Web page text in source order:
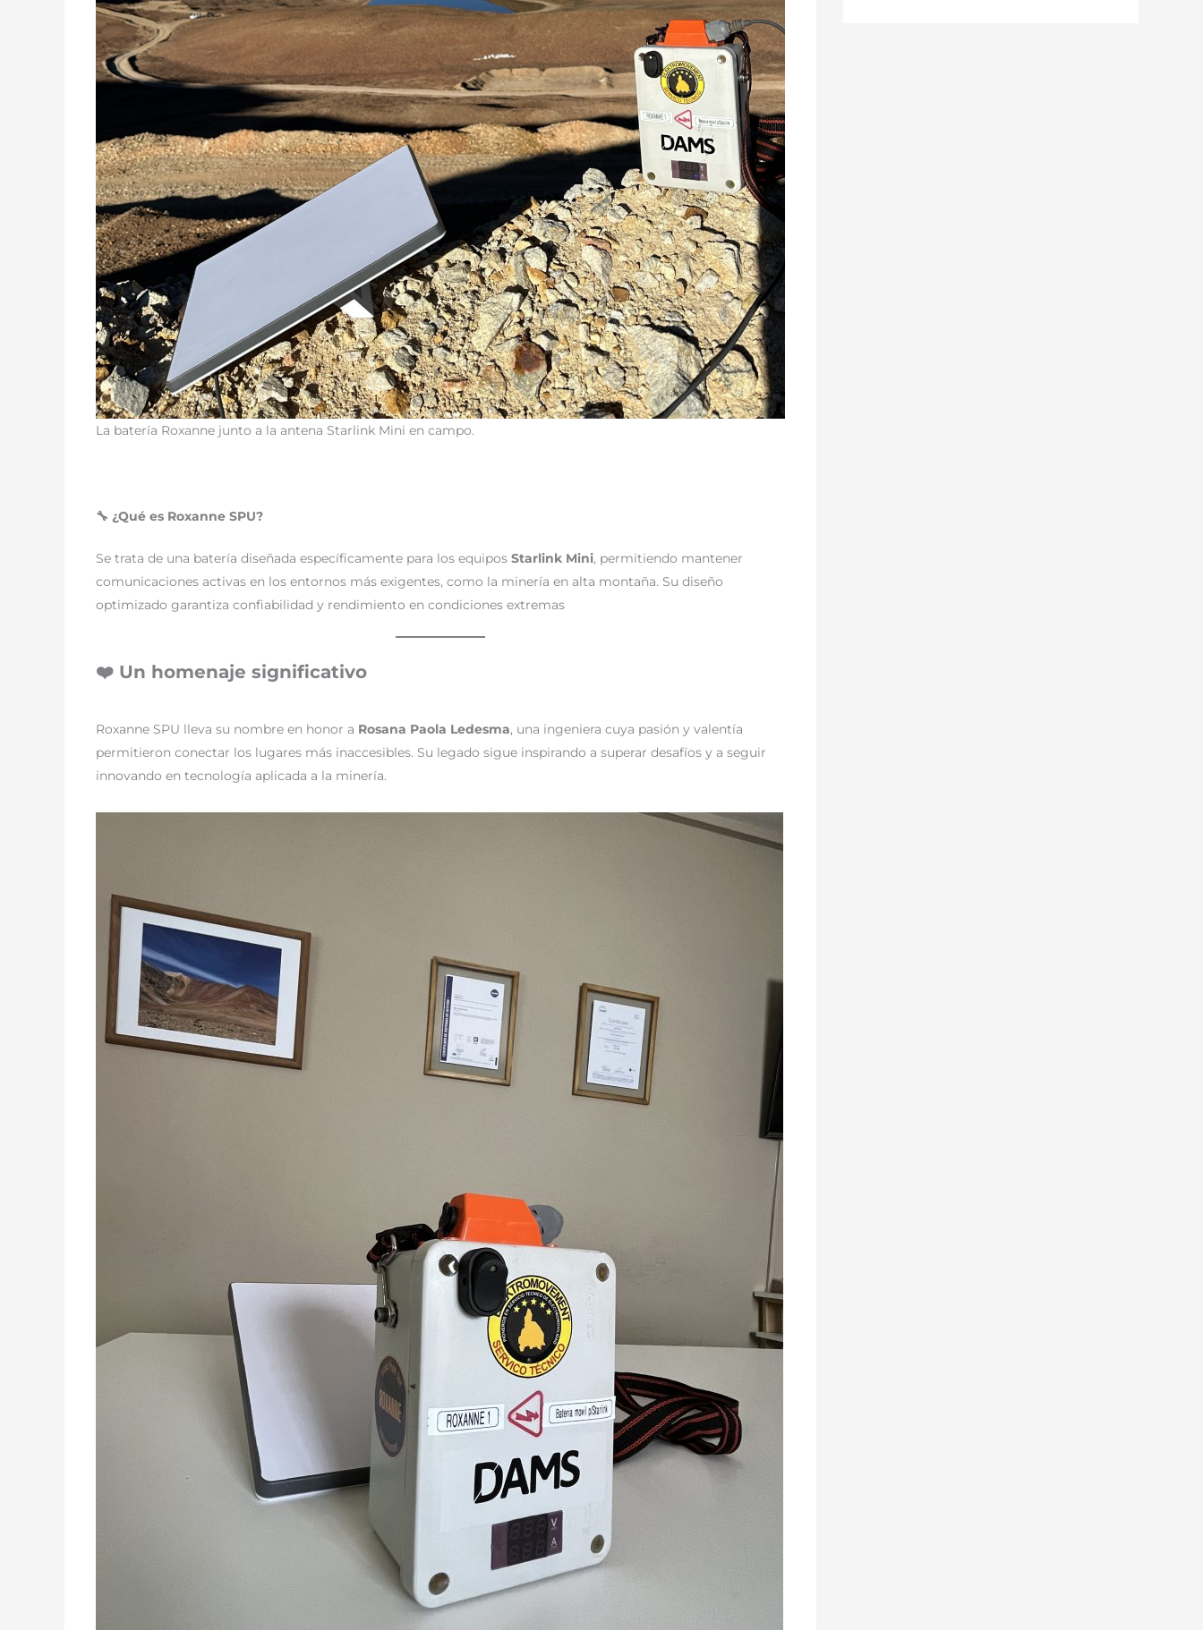
La batería Roxanne junto a la antena Starlink Mini en campo.
🔧 ¿Qué es Roxanne SPU?
Se trata de una batería diseñada específicamente para los equipos Starlink Mini, permitiendo mantener
comunicaciones activas en los entornos más exigentes, como la minería en alta montaña. Su diseño
optimizado garantiza confiabilidad y rendimiento en condiciones extremas
❤️ Un homenaje significativo
Roxanne SPU lleva su nombre en honor a Rosana Paola Ledesma, una ingeniera cuya pasión y valentía
permitieron conectar los lugares más inaccesibles. Su legado sigue inspirando a superar desafíos y a seguir
innovando en tecnología aplicada a la minería.